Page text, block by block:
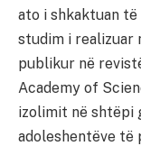
ato i shkaktuan
studim i realizuar
publikur në
Academy of
izolimit në shtëpi
adoleshentëve të